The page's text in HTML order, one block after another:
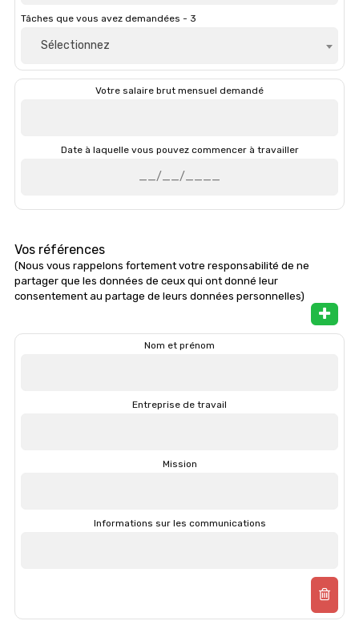
Tâches que vous avez demandées - 3
Sélectionnez
Votre salaire brut mensuel demandé
Date à laquelle vous pouvez commencer à travailler
Vos références
(Nous vous rappelons fortement votre responsabilité de ne
partager que les données de ceux qui ont donné leur
consentement au partage de leurs données personnelles)
Nom et prénom
Entreprise de travail
Mission
Informations sur les communications